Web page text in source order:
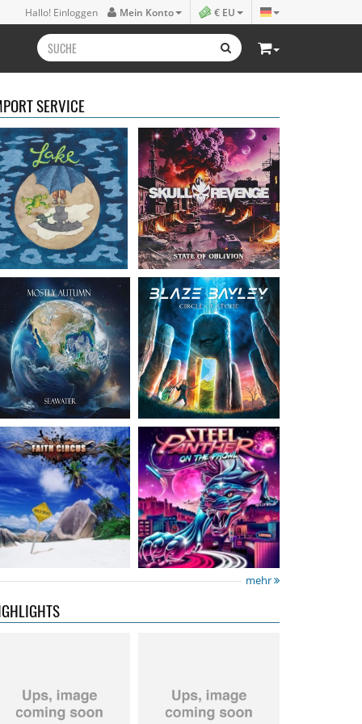
Hallo! Einloggen Mein Konto € EU
SERVICE
16,50 €
Oblivion
16,99 €
Mostly Autumn-
Seawater
16,99 €
Bayley, Blaze- Circle of
stone
14,99 €
Faith Circus- Bum in
the Sun
16,50 €
Steel Panther- On The
Prowl
12,99 €
mehr
Neon Rider- Keepers
Of The Flame
15,99 €
Diamond Rain-
Chapter One
15,99 €
15,99 €